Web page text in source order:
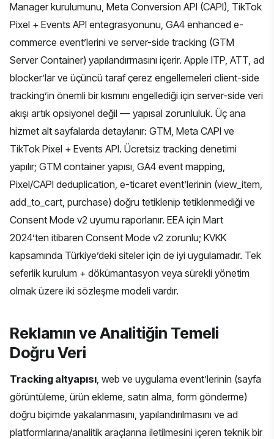
Manager kurulumunu, Meta Conversion API (CAPI), TikTok
Pixel + Events API entegrasyonunu, GA4 enhanced e-
commerce event’lerini ve server-side tracking (GTM
Server Container) yapılandırmasını içerir. Apple ITP, ATT, ad
blocker’lar ve üçüncü taraf çerez engellemeleri client-side
tracking’in önemli bir kısmını engellediği için server-side veri
akışı artık opsiyonel değil — yapısal zorunluluk. Üç ana
hizmet alt sayfalarda detaylanır: GTM, Meta CAPI ve
TikTok Pixel + Events API. Ücretsiz tracking denetimi
yapılır; GTM container yapısı, GA4 event mapping,
Pixel/CAPI deduplication, e-ticaret event’lerinin (view_item,
add_to_cart, purchase) doğru tetiklenip tetiklenmediği ve
Consent Mode v2 uyumu raporlanır. EEA için Mart
2024’ten itibaren Consent Mode v2 zorunlu; KVKK
kapsamında Türkiye’deki siteler için de iyi uygulamadır. Tek
seferlik kurulum + dökümantasyon veya sürekli yönetim
olmak üzere iki sözleşme modeli vardır.
Reklamın ve Analitiğin Temeli
Doğru Veri
Tracking altyapısı , web ve uygulama event’lerinin (sayfa
görüntüleme, ürün ekleme, satın alma, form gönderme)
doğru biçimde yakalanmasını, yapılandırılmasını ve ad
platformlarına/analitik araçlarına iletilmesini içeren teknik bir